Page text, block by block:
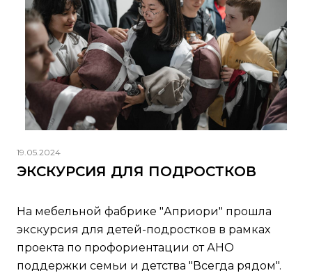
19.05.2024
ЭКСКУРСИЯ ДЛЯ ПОДРОСТКОВ
На мебельной фабрике "Априори" прошла
экскурсия для детей-подростков в рамках
проекта по профориентации от АНО
поддержки семьи и детства "Всегда рядом".